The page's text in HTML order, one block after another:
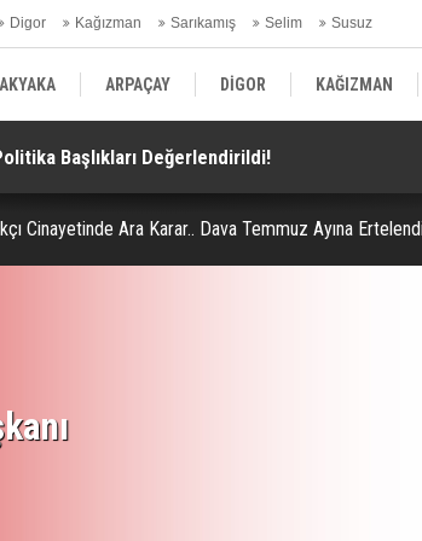
Digor Kağızman Sarıkamış Selim Susuz
AKYAKA ARPAÇAY DİGOR KAĞIZMAN
KARS GÜNDEM
Başlıkları Değerlendirildi!
Cinayetinde Ara Karar.. Dava Temmuz Ayına